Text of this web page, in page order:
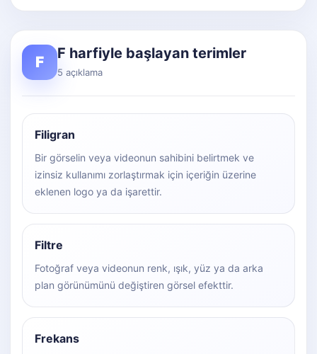
F F harfiyle başlayan terimler
5 açıklama
Filigran
Bir görselin veya videonun sahibini belirtmek ve
izinsiz kullanımı zorlaştırmak için içeriğin üzerine
eklenen logo ya da işarettir.
Filtre
Fotoğraf veya videonun renk, ışık, yüz ya da arka
plan görünümünü değiştiren görsel efekttir.
Frekans